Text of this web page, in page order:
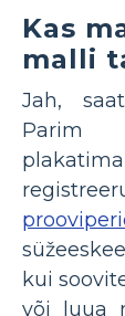
Kas
malli
Jah,
Parim
kui
või luua